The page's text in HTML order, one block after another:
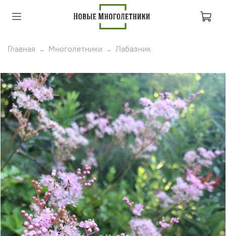
Главная Многолетники Лабазник